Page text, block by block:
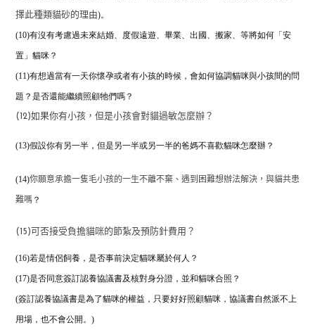
擇此種類貓砂的理由)。
(10)有沒有考慮過未來結婚、度假遠遊、畢業、出國、搬家、等將如何「安
置」貓咪？
(11)有想過當有一天你懷孕或者有小孩的時候， 會如何協調貓咪與小孩間的問
題？是否還能繼續照顧牠們嗎？
(12)如果你有小孩，但是小孩會對貓過敏怎麼辦？
(13)假設你有另一半，但是另一半或另一半的爸媽不喜歡貓咪怎麼辦？
(14)你願意承擔一隻毛小孩的一生不離不棄、遇到困難想辦法解決，與貓共患
難嗎？
(15)可否接受負擔貓咪的節紮及預防針費用？
(16)若是情侶飼養，是否事前決定貓咪屬於何人？
(17)是否同意簽訂認養協議書及核對身分證，並和貓咪合照？
(簽訂認養協議書是為了貓咪的權益，只要好好照顧貓咪，協議書自然派不上
用場，也不會公開。)